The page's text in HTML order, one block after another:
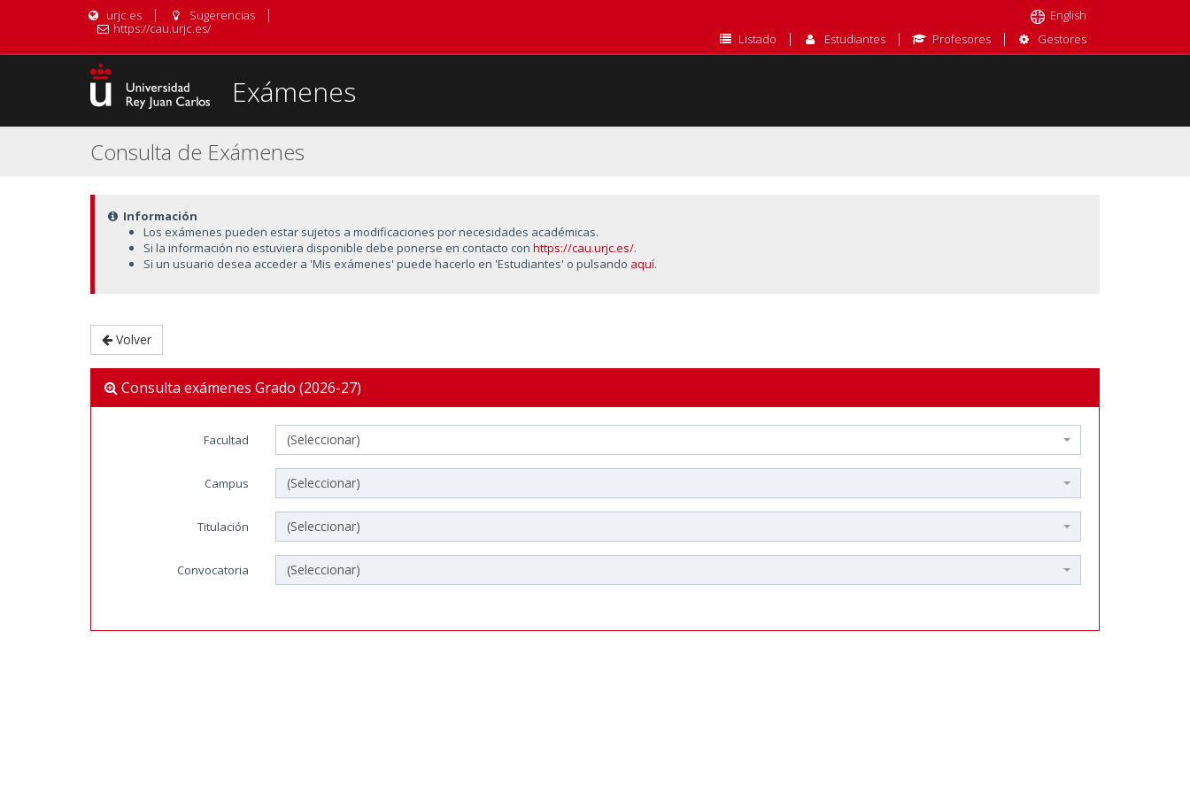
urjc.es
Sugerencias
https://cau.urjc.es/
Listado Estudiantes Profesores Gestores
Exámenes
Consulta de Exámenes
Información
Los exámenes pueden estar sujetos a modificaciones por necesidades académicas.
Si la información no estuviera disponible debe ponerse en contacto con https://cau.urjc.es/.
Si un usuario desea acceder a 'Mis exámenes' puede hacerlo en 'Estudiantes' o pulsando aquí.
Volver
Consulta exámenes Grado (2026-27)
Facultad (Seleccionar)
Campus (Seleccionar)
Titulación (Seleccionar)
Convocatoria (Seleccionar)